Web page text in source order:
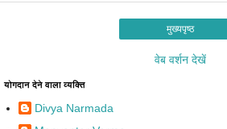
मुख्यपृष्ठ
वेब वर्शन देखें
योगदान देने वाला व्यक्ति
Divya Narmada